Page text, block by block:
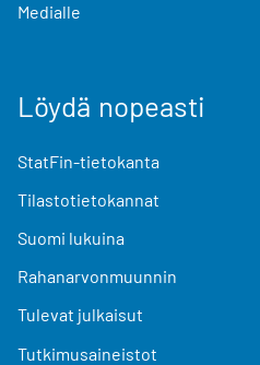
Medialle
Löydä nopeasti
StatFin-tietokanta
Tilastotietokannat
Suomi lukuina
Rahanarvonmuunnin
Tulevat julkaisut
Tutkimusaineistot